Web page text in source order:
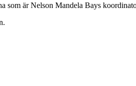
som är Nelson Mandela Bays